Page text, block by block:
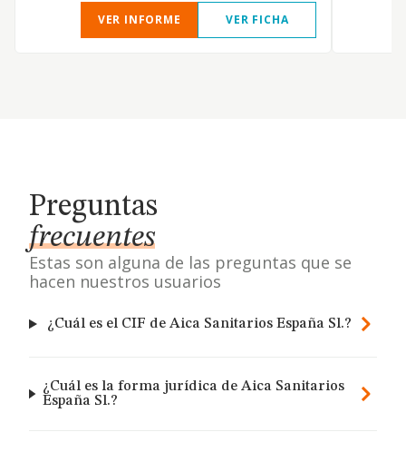
VER INFORME VER FICHA
Preguntas
frecuentes
Estas son alguna de las preguntas que se
hacen nuestros usuarios
¿Cuál es el CIF de Aica Sanitarios España Sl.?
¿Cuál es la forma jurídica de Aica Sanitarios
España Sl.?